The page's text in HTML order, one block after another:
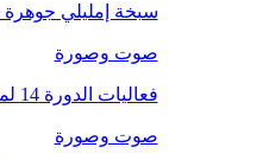
سبخة إمليلي جوهرة
صوت وصورة
فعاليات الدورة 14 لمهرجان الداخلة الدولي للفيلم
صوت وصورة